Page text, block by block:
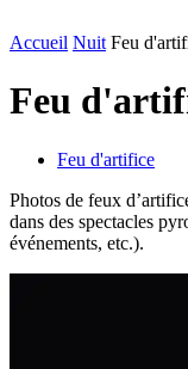
Accueil Nuit Feu
Feu
Feu d'artifice
Photos de feux
dans des spectacles
événements, etc.).